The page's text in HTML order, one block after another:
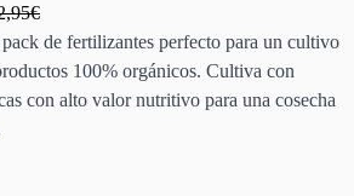
de fertilizantes perfecto para un cultivo
100% orgánicos. Cultiva con
con alto valor nutritivo para una cosecha